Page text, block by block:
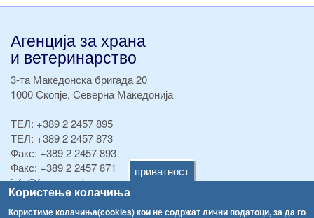
приватност
Користење колачиња
Користиме колачиња(cookies) кои не содржат лични податоци, за да го
Агенција за храна
и ветеринарство
3-та Македонска бригада 20
1000 Скопје, Северна Македонија
ТЕЛ: +389 2 2457 895
ТЕЛ: +389 2 2457 873
Факс: +389 2 2457 893
Факс: +389 2 2457 871
info@fva.gov.mk
[АХВ-претходна страна]